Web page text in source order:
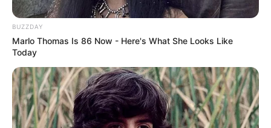
seni peran yang tidak perlu diragunakan lagi.
BUZZDAY
Marlo Thomas Is 86 Now - Here's What She Looks Like
Today